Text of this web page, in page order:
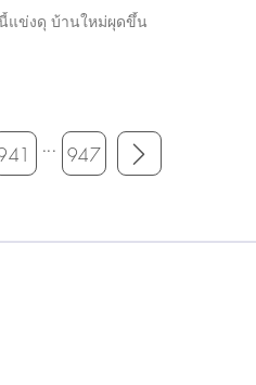
แข่งดุ บ้านใหม่ผุดขึ้น
... 947